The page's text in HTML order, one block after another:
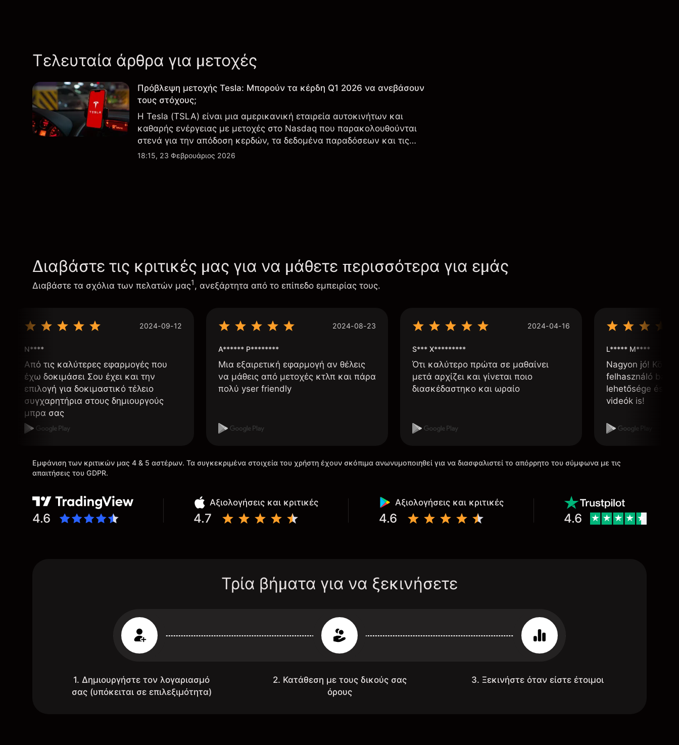
Τελευταία άρθρα για μετοχές
Πρόβλεψη μετοχής Tesla: Μπορούν τα κέρδη Q1 2026 να ανεβάσουν
τους στόχους;
Η Tesla (TSLA) είναι μια αμερικανική εταιρεία αυτοκινήτων και
καθαρής ενέργειας με μετοχές στο Nasdaq που παρακολουθούνται
στενά για την απόδοση κερδών, τα δεδομένα παραδόσεων και τις
εξελίξεις στην τεχνολογία και την παραγωγή.
18:15, 23 Φεβρουάριος 2026
Διαβάστε τις κριτικές μας για να μάθετε περισσότερα για εμάς
Διαβάστε τα σχόλια των πελατών μας1, ανεξάρτητα από το επίπεδο εμπειρίας τους.
2024-09-12
N****
Από τις καλύτερες εφαρμογές που
έχω δοκιμάσει Σου έχει και την
επιλογή για δοκιμαστικό τέλειο
συγχαρητήρια στους δημιουργούς
μπρα σας
2024-08-23
A****** P********
Μια εξαιρετική εφαρμογή αν θέλεις
να μάθεις από μετοχές κτλπ και πάρα
πολύ yser friendly
2024-04-16
S*** X*********
Ότι καλύτερο πρώτα σε μαθαίνει
μετά αρχίζει και γίνεται ποιο
διασκέδαστηκο και ωραίο
L***** M****
Nagyon jó!
felhasználó
lehetősége és,
videók is!
Εμφάνιση των κριτικών μας 4 & 5 αστέρων. Τα συγκεκριμένα στοιχεία του χρήστη έχουν σκόπιμα ανωνυμοποιηθεί για να διασφαλιστεί το απόρρητο του σύμφωνα με τις
απαιτήσεις του GDPR.
4.6
Αξιολογήσεις και κριτικές
4.7
Αξιολογήσεις και κριτικές
4.6 4.6
Τρία βήματα για να ξεκινήσετε
1. Δημιουργήστε τον λογαριασμό
σας (υπόκειται σε επιλεξιμότητα)
2. Κατάθεση με τους δικούς σας
όρους
3. Ξεκινήστε όταν είστε έτοιμοι